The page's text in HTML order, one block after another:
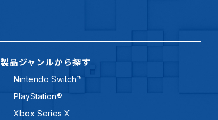
製品ジャンルから探す
Nintendo Switch™
PlayStation®
Xbox Series X